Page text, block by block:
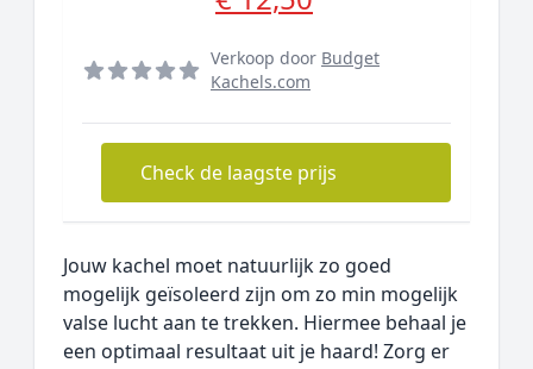
Verkoop door Budget
Kachels.com
Check de laagste prijs
Jouw kachel moet natuurlijk zo goed
mogelijk geïsoleerd zijn om zo min mogelijk
valse lucht aan te trekken. Hiermee behaal je
een optimaal resultaat uit je haard! Zorg er